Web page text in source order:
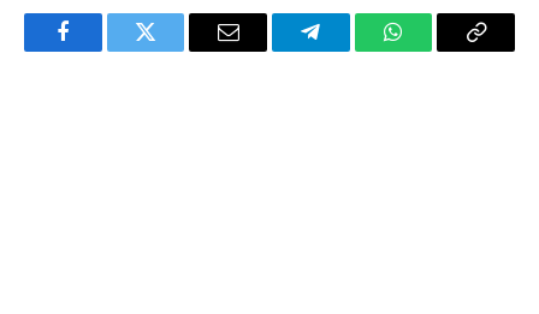
FacebookTwitter Email TelegramWhatsAppCopy